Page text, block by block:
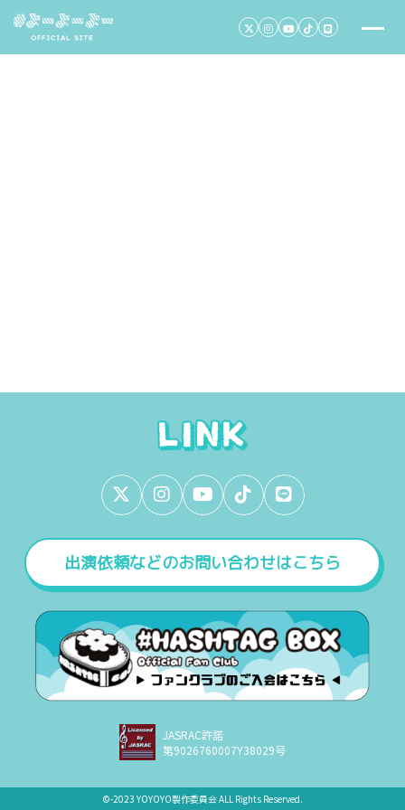
出演依頼などのお問い合わせはこちら
JASRAC許諾
第9026760007Y38029号
©︎-2023 YOYOYO製作委員会 ALL Rights Reserved.